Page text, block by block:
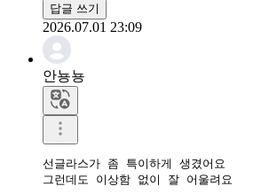
답글 쓰기
2026.07.01 23:09
안뇽뇽
선글라스가 좀 특이하게 생겼어요
그런데도 이상함 없이 잘 어울려요